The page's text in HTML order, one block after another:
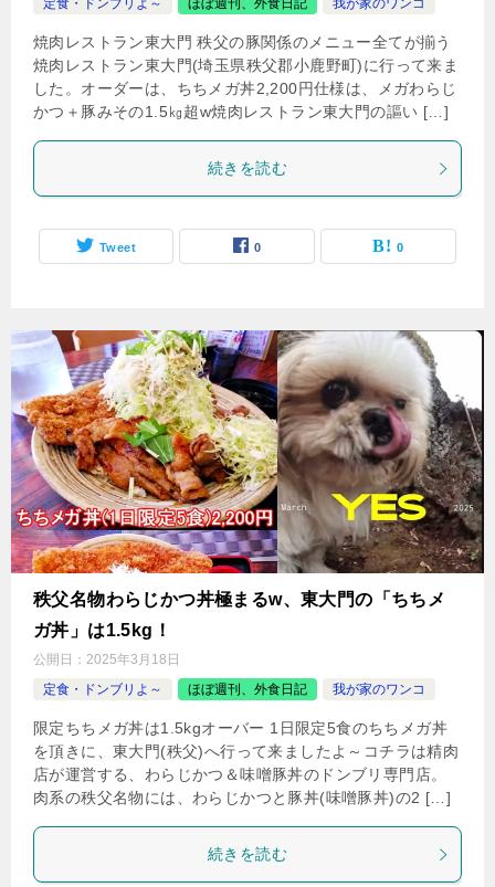
定食・ドンブリよ～
ほぼ週刊、外食日記 我が家のワンコ
焼肉レストラン東大門 秩父の豚関係のメニュー全てが揃う
焼肉レストラン東大門(埼玉県秩父郡小鹿野町)に行って来ま
した。オーダーは、ちちメガ丼2,200円仕様は、メガわらじ
かつ＋豚みその1.5㎏超w焼肉レストラン東大門の謳い […]
続きを読む
Tweet 0 0
秩父名物わらじかつ丼極まるw、東大門の「ちちメ
ガ丼」は1.5kg！
公開日： 2025年3月18日
定食・ドンブリよ～
ほぼ週刊、外食日記 我が家のワンコ
限定ちちメガ丼は1.5kgオーバー 1日限定5食のちちメガ丼
を頂きに、東大門(秩父)へ行って来ましたよ～コチラは精肉
店が運営する、わらじかつ＆味噌豚丼のドンブリ専門店。
肉系の秩父名物には、わらじかつと豚丼(味噌豚丼)の2 […]
続きを読む